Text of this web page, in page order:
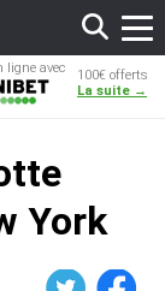
Dwane Casey
bientôt coach
ligne avec
100€ offerts
La suite →
York
Facebook